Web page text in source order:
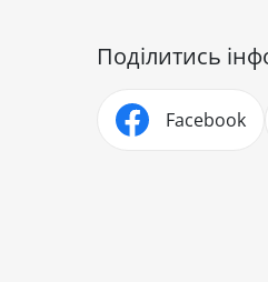
Поділитись
Facebook